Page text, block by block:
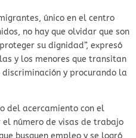
único en el centro
no hay que olvidar que son
su dignidad”, expresó
y los menores que transitan
y procurando la
del acercamiento con el
el número de visas de trabajo